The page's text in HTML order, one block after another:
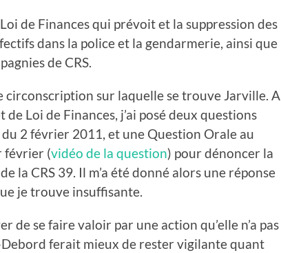
de Finances qui prévoit et la suppression des
dans la police et la gendarmerie, ainsi que
de CRS.
circonscription sur laquelle se trouve Jarville. A
Loi de Finances, j’ai posé deux questions
2 février 2011, et une Question Orale au
février (vidéo de la question) pour dénoncer la
la CRS 39. Il m’a été donné alors une réponse
je trouve insuffisante.
de se faire valoir par une action qu’elle n’a pas
ferait mieux de rester vigilante quant